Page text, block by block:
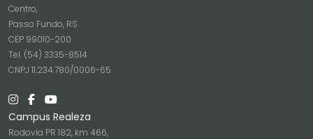
Centro,
Passo Fundo, RS
CEP 99010-200
Tel. (54) 3335-8514
CNPJ 11.234.780/0006-65
Campus Realeza
Rodovia PR 182, km 466,